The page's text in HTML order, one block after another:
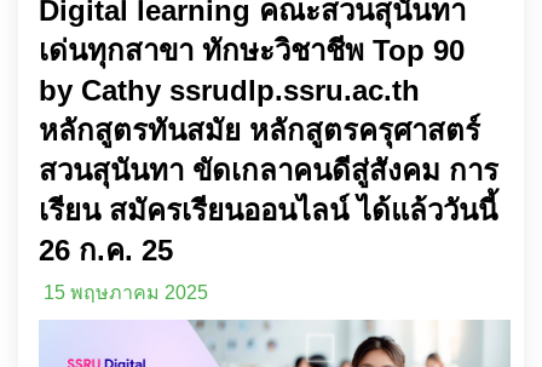
Digital learning คณะสวนสุนันทา
เด่นทุกสาขา ทักษะวิชาชีพ Top 90
by Cathy ssrudlp.ssru.ac.th
หลักสูตรทันสมัย หลักสูตรครุศาสตร์
สวนสุนันทา ขัดเกลาคนดีสู่สังคม การ
เรียน สมัครเรียนออนไลน์ ได้แล้ววันนี้
26 ก.ค. 25
15 พฤษภาคม 2025